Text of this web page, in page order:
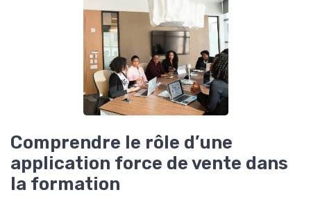
Comprendre le rôle d’une
application force de vente dans
la formation